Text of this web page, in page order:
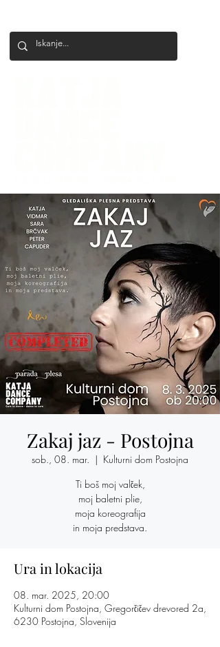
Zakaj jaz - Postojna
sob., 08. mar.
  |
Kulturni dom Postojna
Ti boš moj valček,
moj baletni plie,
moja koreografija
in moja predstava.
Ura in lokacija
08. mar. 2025, 20:00
Kulturni dom Postojna, Gregorčičev drevored 2a,
6230 Postojna, Slovenija